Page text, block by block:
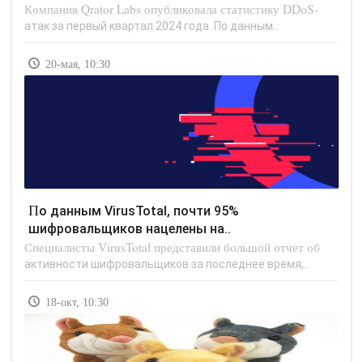
Компания Qrator Labs опубликовала статистику DDoS-
атак за первый квартал 2024 года. По данным..
20-мая, 10:30
По данным VirusTotal, почти 95%
шифровальщиков нацелены на..
Специалисты VirusTotal представили большой отчет об
активности шифровальщиков за последнее время,..
18-окт, 10:30